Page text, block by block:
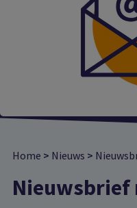
Home > Nieuws >
Nieuwsbrief